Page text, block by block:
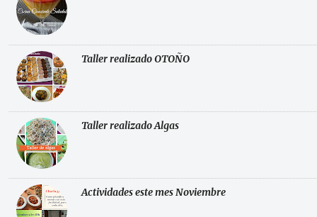
Taller realizado OTOÑO
Taller realizado Algas
Actividades este mes Noviembre